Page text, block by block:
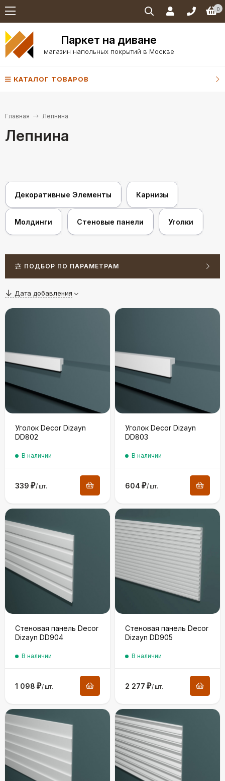
0
Паркет на диване
магазин напольных покрытий в Москве
КАТАЛОГ ТОВАРОВ
Главная Лепнина
Лепнина
Декоративные Элементы Карнизы
Молдинги Стеновые панели Уголки
ПОДБОР ПО ПАРАМЕТРАМ
Дата добавления
Уголок Decor Dizayn
DD802
В наличии
339 ₽/шт.
Уголок Decor Dizayn
DD803
В наличии
604 ₽/шт.
Стеновая панель Decor
Dizayn DD904
В наличии
1 098 ₽/шт.
Стеновая панель Decor
Dizayn DD905
В наличии
2 277 ₽/шт.